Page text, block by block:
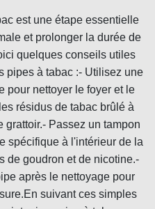
est une étape essentielle
et prolonger la durée de
quelques conseils utiles
pipes à tabac :- Utilisez une
pour nettoyer le foyer et le
résidus de tabac brûlé à
grattoir.- Passez un tampon
spécifique à l'intérieur de la
de goudron et de nicotine.-
après le nettoyage pour
suivant ces simples